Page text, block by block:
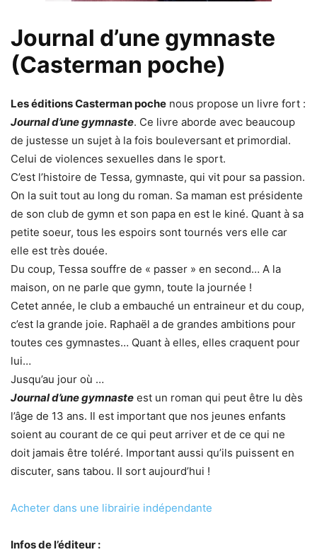
Journal d’une gymnaste
(Casterman poche)
Les éditions Casterman poche nous propose un livre fort :
Journal d’une gymnaste. Ce livre aborde avec beaucoup
de justesse un sujet à la fois bouleversant et primordial.
Celui de violences sexuelles dans le sport.
C’est l’histoire de Tessa, gymnaste, qui vit pour sa passion.
On la suit tout au long du roman. Sa maman est présidente
de son club de gymn et son papa en est le kiné. Quant à sa
petite soeur, tous les espoirs sont tournés vers elle car
elle est très douée.
Du coup, Tessa souffre de « passer » en second… A la
maison, on ne parle que gymn, toute la journée !
Cetet année, le club a embauché un entraineur et du coup,
c’est la grande joie. Raphaël a de grandes ambitions pour
toutes ces gymnastes… Quant à elles, elles craquent pour
lui…
Jusqu’au jour où …
Journal d’une gymnaste est un roman qui peut être lu dès
l’âge de 13 ans. Il est important que nos jeunes enfants
soient au courant de ce qui peut arriver et de ce qui ne
doit jamais être toléré. Important aussi qu’ils puissent en
discuter, sans tabou. Il sort aujourd’hui !
Acheter dans une librairie indépendante
Infos de l’éditeur :